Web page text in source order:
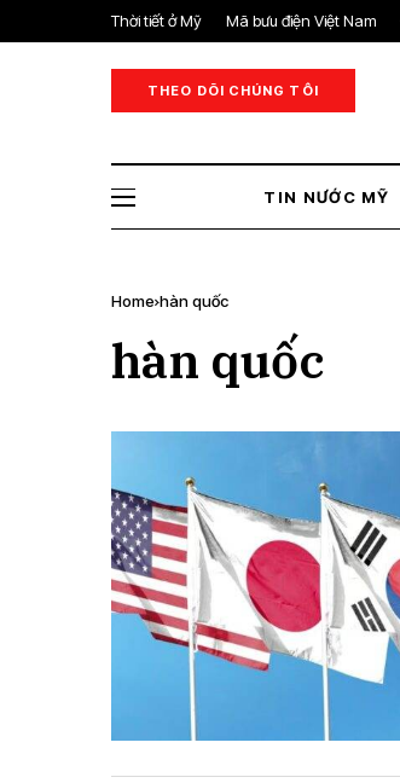
Thời tiết ở Mỹ Mã bưu điện Việt Nam
THEO DÕI CHÚNG TÔI
TIN NƯỚC MỸ
Home hàn quốc
hàn quốc